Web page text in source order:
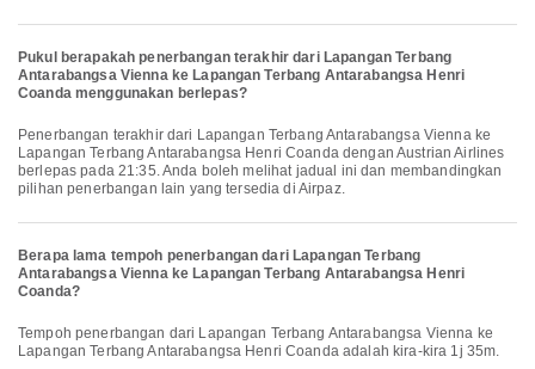
Pukul berapakah penerbangan terakhir dari Lapangan Terbang
Antarabangsa Vienna ke Lapangan Terbang Antarabangsa Henri
Coanda menggunakan berlepas?
Penerbangan terakhir dari Lapangan Terbang Antarabangsa Vienna ke
Lapangan Terbang Antarabangsa Henri Coanda dengan Austrian Airlines
berlepas pada 21:35. Anda boleh melihat jadual ini dan membandingkan
pilihan penerbangan lain yang tersedia di Airpaz.
Berapa lama tempoh penerbangan dari Lapangan Terbang
Antarabangsa Vienna ke Lapangan Terbang Antarabangsa Henri
Coanda?
Tempoh penerbangan dari Lapangan Terbang Antarabangsa Vienna ke
Lapangan Terbang Antarabangsa Henri Coanda adalah kira-kira 1j 35m.